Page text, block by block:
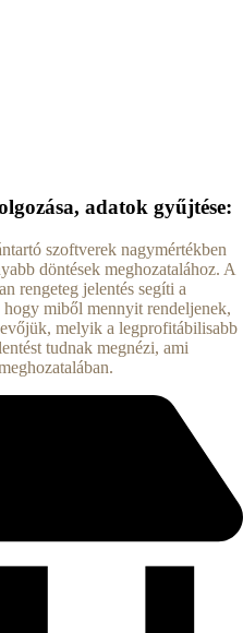
adatok gyűjtése:
szoftverek nagymértékben
döntések meghozatalához. A
rengeteg jelentés segíti a
miből mennyit rendeljenek,
melyik a legprofitábilisabb
tudnak megnézi, ami